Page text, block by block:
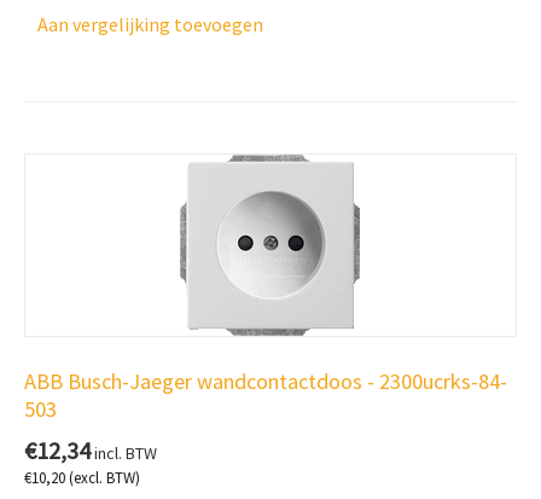
Aan vergelijking toevoegen
ABB Busch-Jaeger wandcontactdoos - 2300ucrks-84-
503
€12,34incl. BTW
€10,20(excl. BTW)